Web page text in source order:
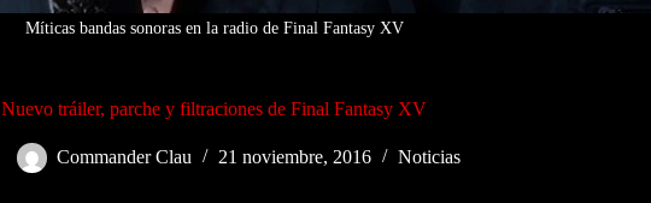
Míticas bandas sonoras en la radio de Final Fantasy XV
Nuevo tráiler, parche y filtraciones de Final Fantasy XV
Commander Clau 21 noviembre, 2016 Noticias